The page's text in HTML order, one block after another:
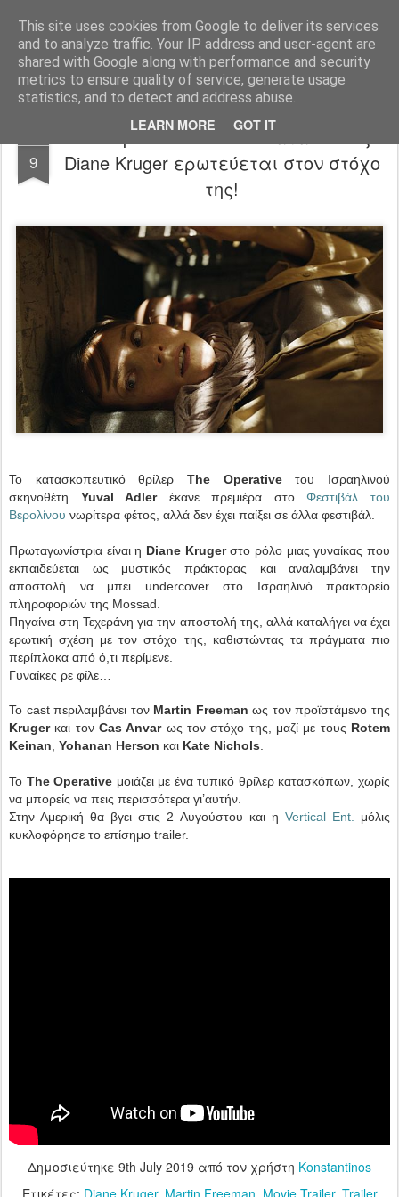
This site uses cookies from Google to deliver its services
and to analyze traffic. Your IP address and user-agent are
shared with Google along with performance and security
metrics to ensure quality of service, generate usage
statistics, and to detect and address abuse.
LEARN MORE GOT IT
FilmBoy
9
The Operative trailer: Η κατάσκοπος
Diane Kruger ερωτεύεται στον στόχο
της!
Το κατασκοπευτικό θρίλερ The Operativeτου Ισραηλινού
σκηνοθέτη Yuval Adlerέκανε πρεμιέρα στοΦεστιβάλ του
Βερολίνου νωρίτερα φέτος, αλλά δεν έχει παίξει σε άλλα φεστιβάλ.
Πρωταγωνίστρια είναι η Diane Krugerστο ρόλο μιας γυναίκας που
εκπαιδεύεται ως μυστικός πράκτορας και αναλαμβάνει την
αποστολή να μπει undercover στο Ισραηλινό πρακτορείο
πληροφοριών της Mossad.
Πηγαίνει στη Τεχεράνη για την αποστολή της, αλλά καταλήγει να έχει
ερωτική σχέση με τον στόχο της, καθιστώντας τα πράγματα πιο
περίπλοκα από ό,τι περίμενε.
Γυναίκες ρε φίλε…
Το cast περιλαμβάνει τον Martin Freeman ως τον προϊστάμενο της
Kruger και τονCas Anvarως τον στόχο της, μαζί με τους Rotem
Keinan Yohanan Herson και Kate Nichols
Το The Operative μοιάζει με ένα τυπικό θρίλερ κατασκόπων, χωρίς
να μπορείς να πεις περισσότερα γι’αυτήν.
Στην Αμερική θα βγει στις 2 Αυγούστου και η Vertical Ent.
μόλις
κυκλοφόρησε το επίσημο trailer.
Δημοσιεύτηκε 9th July 2019 από τον χρήστη Konstantinos